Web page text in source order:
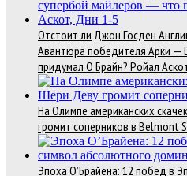
Отстоит ли Джон Госден
Авантюра победителя Арки —
придумал О Брайн? Ройал
На Олимпе американских
громит соперников в Belmont
Эпоха О’Брайена: 12 побед в